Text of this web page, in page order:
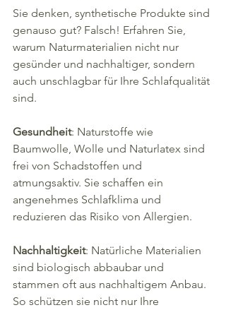
Sie denken, synthetische Produkte sind
genauso gut? Falsch! Erfahren Sie,
warum Naturmaterialien nicht nur
gesünder und nachhaltiger, sondern
auch unschlagbar für Ihre Schlafqualität
sind.
Gesundheit: Naturstoffe wie
Baumwolle, Wolle und Naturlatex sind
frei von Schadstoffen und
atmungsaktiv. Sie schaffen ein
angenehmes Schlafklima und
reduzieren das Risiko von Allergien.
Nachhaltigkeit: Natürliche Materialien
sind biologisch abbaubar und
stammen oft aus nachhaltigem Anbau.
So schützen sie nicht nur Ihre